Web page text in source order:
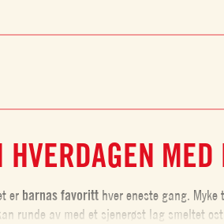
HVERDAGEN
er barnas favoritthver eneste gang. Myke
runde av med et sjenerøst lag smeltet